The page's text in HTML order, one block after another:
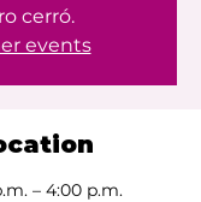
cerró.
events
– 4:00 p.m.